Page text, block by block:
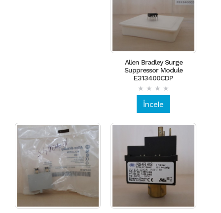
Allen Bradley Surge
Suppressor Module
E313400CDP
İncele